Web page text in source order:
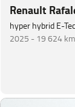
Renault
hyper hybrid E-
2025 - 19 624 km